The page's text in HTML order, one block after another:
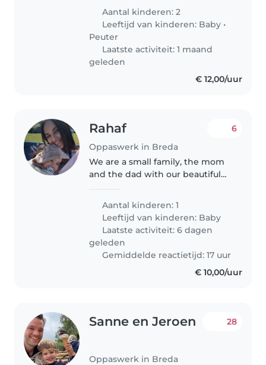
very calm and I couldn't imagine
that she would be so easy with
sleep. Our little..
Aantal kinderen: 2
Leeftijd van kinderen: Baby •
Peuter
Laatste activiteit: 1 maand
geleden
€ 12,00/uur
Rahaf
Oppaswerk in Breda
6
We are a small family, the mom
and the dad with our beautiful
babysitter for my 10-month-old
baby for 5 days only in
September. Working hours: from
8:00..
Aantal kinderen: 1
Leeftijd van kinderen: Baby
Laatste activiteit: 6 dagen
geleden
Gemiddelde reactietijd: 17 uur
€ 10,00/uur
Sanne en Jeroen
Oppaswerk in Breda
28